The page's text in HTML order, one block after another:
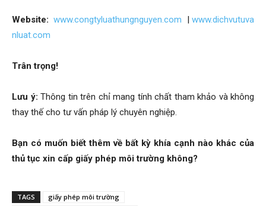
Website:www.congtyluathungnguyen.com |www.dichvutuva
nluat.com
Trân trọng!
Lưu ý: Thông tin trên chỉ mang tính chất tham khảo và không
thay thế cho tư vấn pháp lý chuyên nghiệp.
Bạn có muốn biết thêm về bất kỳ khía cạnh nào khác của
thủ tục xin cấp giấy phép môi trường không?
TAGS
giấy phép môi trường